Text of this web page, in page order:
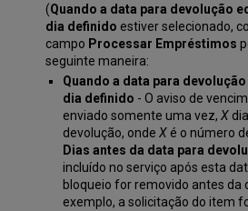
(Quando a data para devolução
dia definido estiver selecionado,
campo Processar Empréstimos
seguinte maneira:
Quando a data para
dia definido - O aviso de
enviado somente uma vez,X
devolução, ondeX é o número
Dias antes da data para
incluído no serviço após esta
bloqueio for removido antes da
exemplo, a solicitação do item